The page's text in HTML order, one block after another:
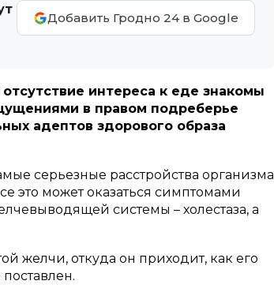
Добавить Гродно 24 в Google
интереса к еде знакомы
в правом подреберье
адептов здорового образа
серьезные расстройства организма
это может оказаться симптомами
системы – холестаза, а
желчи, откуда он приходит, как его